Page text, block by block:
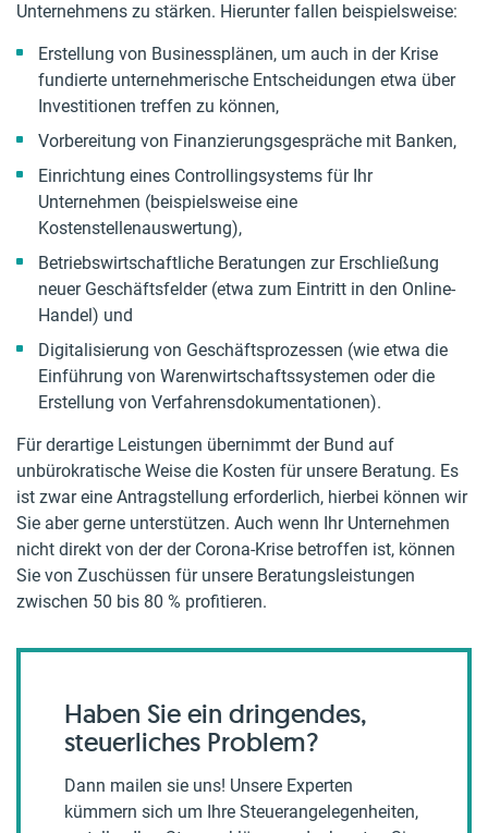
Unternehmens zu stärken. Hierunter fallen beispielsweise:
Erstellung von Businessplänen, um auch in der Krise
fundierte unternehmerische Entscheidungen etwa über
Investitionen treffen zu können,
Vorbereitung von Finanzierungsgespräche mit Banken,
Einrichtung eines Controllingsystems für Ihr
Unternehmen (beispielsweise eine
Kostenstellenauswertung),
Betriebswirtschaftliche Beratungen zur Erschließung
neuer Geschäftsfelder (etwa zum Eintritt in den Online-
Handel) und
Digitalisierung von Geschäftsprozessen (wie etwa die
Einführung von Warenwirtschaftssystemen oder die
Erstellung von Verfahrensdokumentationen).
Für derartige Leistungen übernimmt der Bund auf
unbürokratische Weise die Kosten für unsere Beratung. Es
ist zwar eine Antragstellung erforderlich, hierbei können wir
Sie aber gerne unterstützen. Auch wenn Ihr Unternehmen
nicht direkt von der der Corona-Krise betroffen ist, können
Sie von Zuschüssen für unsere Beratungsleistungen
zwischen 50 bis 80 % profitieren.
Haben Sie ein dringendes,
steuerliches Problem?
Dann mailen sie uns! Unsere Experten
kümmern sich um Ihre Steuerangelegenheiten,